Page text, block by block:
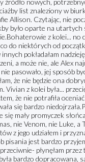
źródło nowych,
list znaleziony w
Allison. Czytając, nie
było oparte na utartych
z kolei... no
do niektórych od
pokładałam
a może nie, ale Alex
pasowało, jej sposób
że nie będzie ona
Vivian z kolei była...
że nie potrafiła
się bardzo
mały promyczek
nie Venom, nie Luke, a
z jego udziałem i
pisania jest bardzo
płynęłam przez
bardzo dopracowana,